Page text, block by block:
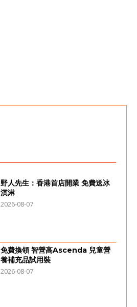
野人先生：香港首店開業 免費送冰
淇淋
2026-08-07
免費換領 智營高Ascenda 兒童營
養補充品試用裝
2026-08-07